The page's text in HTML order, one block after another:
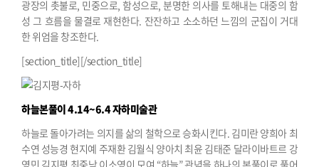
광장의 촛불로, 민중으로, 함성으로, 분명한 의사를 토해내는 대중의 함
성 그 흐름을 물결로 재현한다. 잔잔하고 소소하던 느낌의 군집이 거대
한 위엄을 창조한다.
[section_title][/section_title]
하늘본풀이4.14~6.4 자하미술관
하늘로 돌아가려는 의지를 삶의 철학으로 승화시킨다. 김미란 양희아 최
수연 성능경 현지예 주재환 김월식 양아치 최윤 김태준 달라이바트르 강
영민 김지평 최중낙 이소영이 모여 “하늘” 관념을 하나의 본풀이로 풀어